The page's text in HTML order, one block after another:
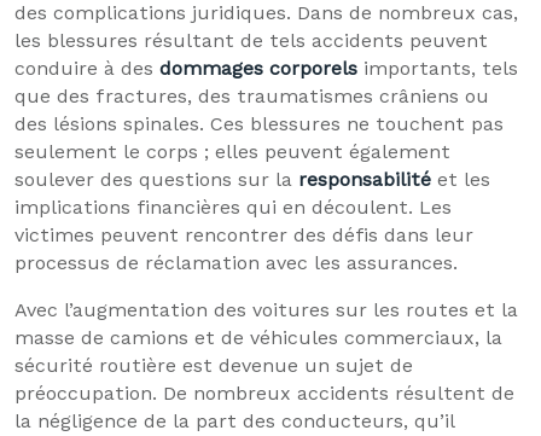
des complications juridiques. Dans de nombreux cas,
les blessures résultant de tels accidents peuvent
conduire à des dommages corporels importants, tels
que des fractures, des traumatismes crâniens ou
des lésions spinales. Ces blessures ne touchent pas
seulement le corps ; elles peuvent également
soulever des questions sur la responsabilité et les
implications financières qui en découlent. Les
victimes peuvent rencontrer des défis dans leur
processus de réclamation avec les assurances.
Avec l’augmentation des voitures sur les routes et la
masse de camions et de véhicules commerciaux, la
sécurité routière est devenue un sujet de
préoccupation. De nombreux accidents résultent de
la négligence de la part des conducteurs, qu’il